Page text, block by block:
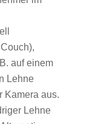
auf einem
Lehne
Kamera aus.
Lehne